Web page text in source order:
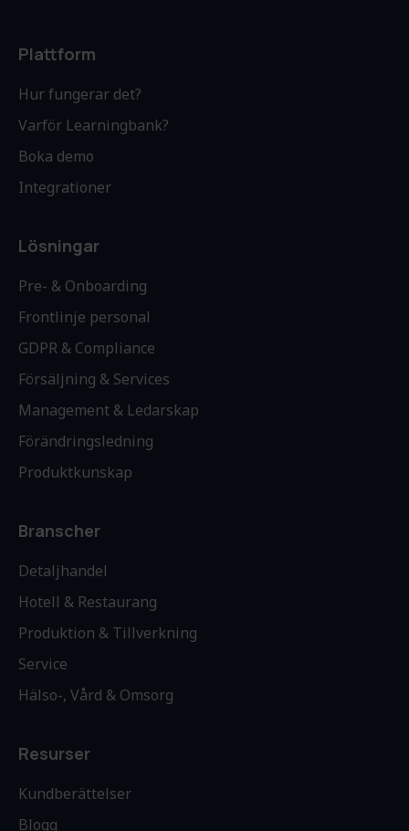
Plattform
Hur fungerar det?
Varför Learningbank?
Boka demo
Integrationer
Lösningar
Pre- & Onboarding
Frontlinje personal
GDPR & Compliance
Försäljning & Services
Management & Ledarskap
Förändringsledning
Produktkunskap
Branscher
Detaljhandel
Hotell & Restaurang
Produktion & Tillverkning
Service
Hälso-, Vård & Omsorg
Resurser
Kundberättelser
Blogg